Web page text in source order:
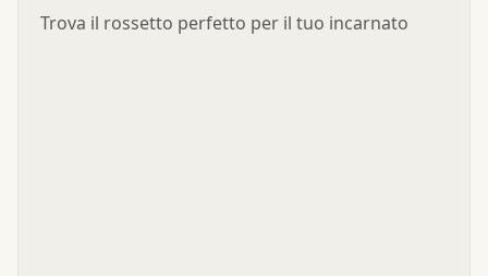
Trova il rossetto perfetto per il tuo incarnato